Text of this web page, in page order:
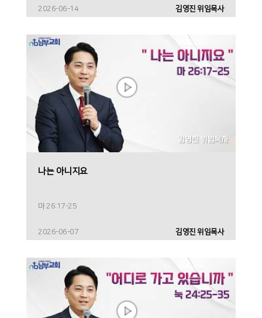
2026-06-14 김영진 위임목사
나는 아니지요
마 26:17-25
2026-06-07 김영진 위임목사